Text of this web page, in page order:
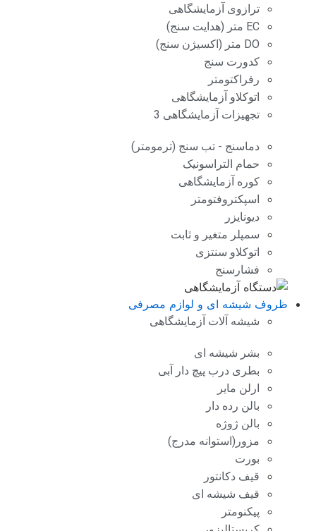
ترازوی آزمایشگاهی
EC متر (هدایت سنج)
DO متر (اکسیژن سنج)
کدورت سنج
رفراکتومتر
اتوکلاو آزمایشگاهی
تجهیزات آزمایشگاهی 3
دماسنج - تب سنج (ترمومتر)
حمام التراسونیک
کوره آزمایشگاهی
اسپکتروفتومتر
دیونایزر
سمپلر متغیر و ثابت
اتوکلاو سنتزی
فشارسنج
ظروف شیشه ای و لوازم مصرفی
شیشه آلات آزمایشگاهی
بشر شیشه ای
بطری درب پیچ دار آبی
ارلن مایر
بالن رده دار
بالن ژوژه
مزور(استوانه مدرج)
بورت
قیف دکانتور
قیف شیشه ای
پیکنومتر